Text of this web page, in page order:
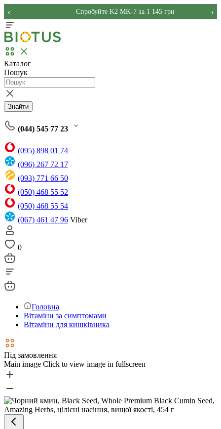
Спробуйте K2 MK-7 за 1 145 грн
‹ ›
Каталог
Пошук
Знайти
(044) 545 77 23
(095) 898 01 74
(096) 267 72 17
(093) 771 66 50
(050) 468 55 52
(050) 468 55 54
(067) 461 47 96 Viber
0
Головна
Вітаміни за симптомами
Вітаміни для кишківника
Під замовлення
Main image Click to view image in fullscreen